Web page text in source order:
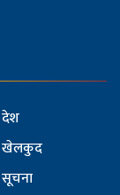
देश
खेलकुद
सूचना